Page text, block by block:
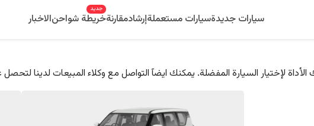
سيارات جديدةسيارات مستعملةإرشادمقارنةخريطة شواحن
جديد
الاخبار
لإختيار السيارة المفضلة. يمكنك ايضآ التواصل مع وكلاء المبيعات لدينا